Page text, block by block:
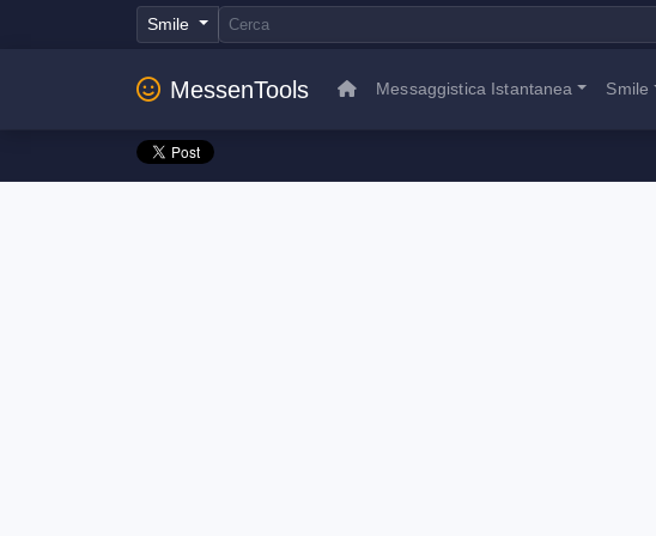
Smile
MessenTools Messaggistica Istantanea Smile